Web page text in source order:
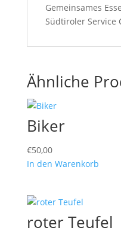
Gemeinsames
Südtiroler Service
Ähnliche
Biker
€50,00
In den Warenkorb
roter Teufel